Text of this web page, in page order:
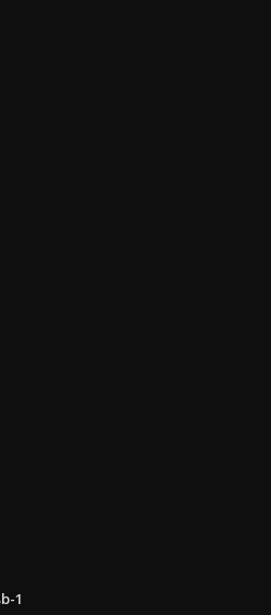
متوسط ​​سعر الصرف المرجح 1.989b-1